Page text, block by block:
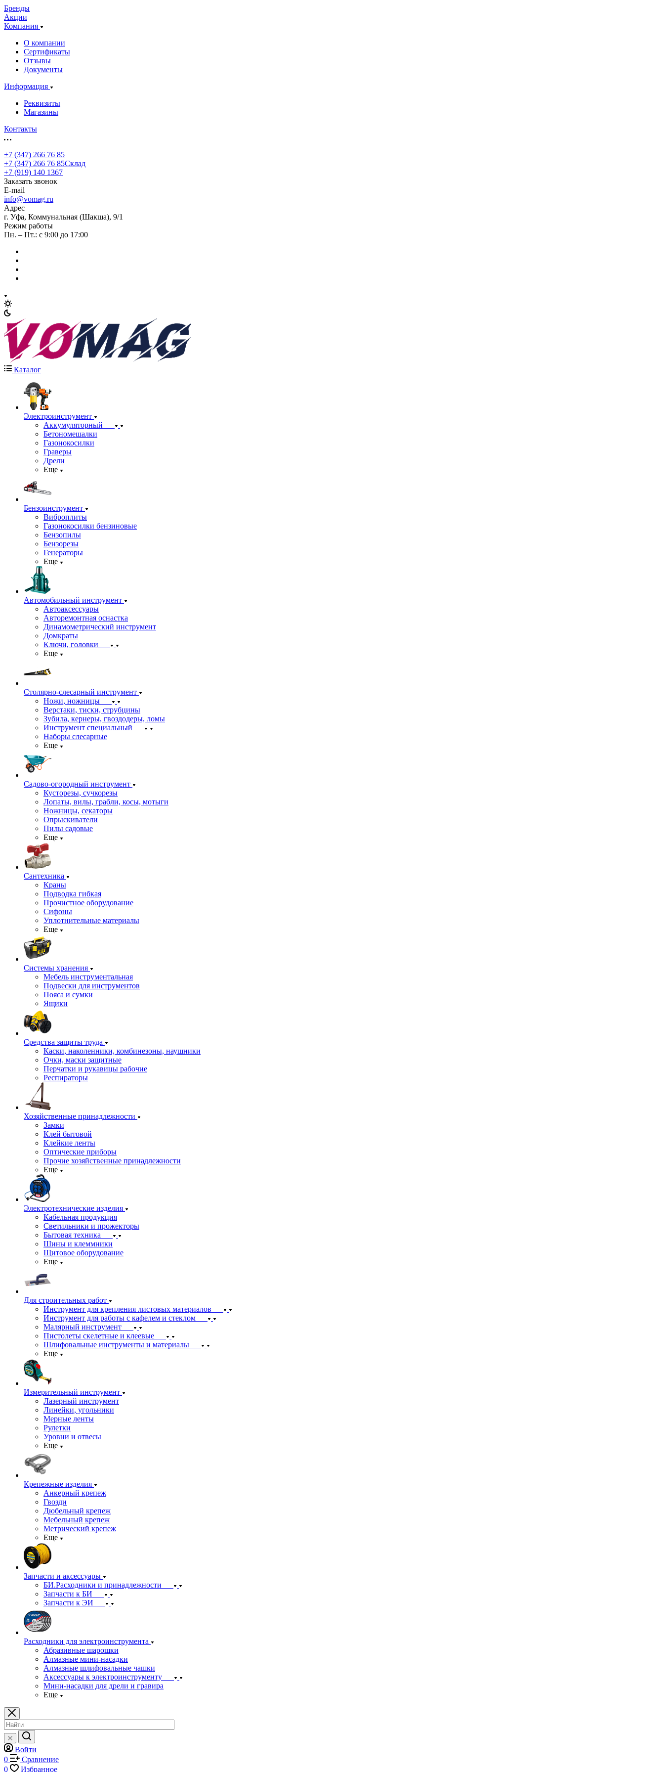
Бренды
Акции
Компания
О компании
Сертификаты
Отзывы
Документы
Информация
Реквизиты
Магазины
Контакты
+7 (347) 266 76 85
+7 (347) 266 76 85Склад
+7 (919) 140 1367
Заказать звонок
E-mail
info@vomag.ru
Адрес
г. Уфа, Коммунальная (Шакша), 9/1
Режим работы
Пн. – Пт.: с 9:00 до 17:00
Каталог
Электроинструмент
Аккумуляторный
Бетономешалки
Газонокосилки
Граверы
Дрели
Еще
Бензоинструмент
Виброплиты
Газонокосилки бензиновые
Бензопилы
Бензорезы
Генераторы
Еще
Автомобильный инструмент
Автоаксессуары
Авторемонтная оснастка
Динамометрический инструмент
Домкраты
Ключи, головки
Еще
Столярно-слесарный инструмент
Ножи, ножницы
Верстаки, тиски, струбцины
Зубила, кернеры, гвоздодеры, ломы
Инструмент специальный
Наборы слесарные
Еще
Садово-огородный инструмент
Кусторезы, сучкорезы
Лопаты, вилы, грабли, косы, мотыги
Ножницы, секаторы
Опрыскиватели
Пилы садовые
Еще
Сантехника
Краны
Подводка гибкая
Прочистное оборудование
Сифоны
Уплотнительные материалы
Еще
Системы хранения
Мебель инструментальная
Подвески для инструментов
Пояса и сумки
Ящики
Средства защиты труда
Каски, наколенники, комбинезоны, наушники
Очки, маски защитные
Перчатки и рукавицы рабочие
Респираторы
Хозяйственные принадлежности
Замки
Клей бытовой
Клейкие ленты
Оптические приборы
Прочие хозяйственные принадлежности
Еще
Электротехнические изделия
Кабельная продукция
Светильники и прожекторы
Бытовая техника
Шины и клеммники
Щитовое оборудование
Еще
Для строительных работ
Инструмент для крепления листовых материалов
Инструмент для работы с кафелем и стеклом
Малярный инструмент
Пистолеты скелетные и клеевые
Шлифовальные инструменты и материалы
Еще
Измерительный инструмент
Лазерный инструмент
Линейки, угольники
Мерные ленты
Рулетки
Уровни и отвесы
Еще
Крепежные изделия
Анкерный крепеж
Гвозди
Дюбельный крепеж
Мебельный крепеж
Метрический крепеж
Еще
Запчасти и аксессуары
БИ.Расходники и принадлежности
Запчасти к БИ
Запчасти к ЭИ
Расходники для электроинструмента
Абразивные шарошки
Алмазные мини-насадки
Алмазные шлифовальные чашки
Аксессуары к электроинструменту
Мини-насадки для дрели и гравира
Еще
Войти
0
Сравнение
0
Избранное